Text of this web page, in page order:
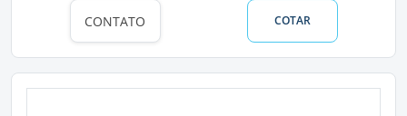
CONTATO COTAR